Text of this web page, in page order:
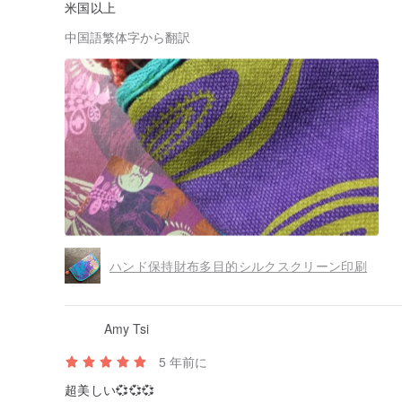
米国以上
中国語繁体字から翻訳
ハンド保持財布多目的シルクスクリーン印刷
Amy Tsi
5 年前に
超美しい💞💞💞